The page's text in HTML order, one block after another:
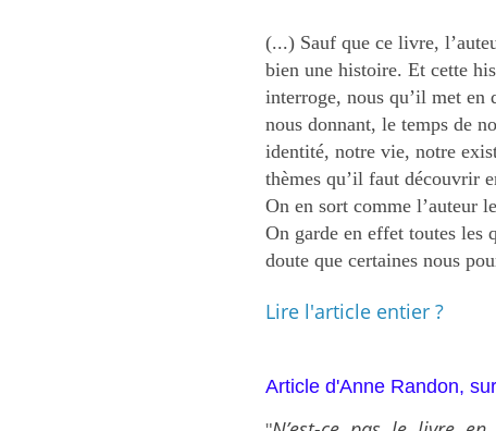
(...) Sauf que ce livre,
bien une histoire. Et cette
interroge, nous qu’il met en
nous donnant, le temps de
identité, notre vie, notre
thèmes qu’il faut découvrir
On en sort comme l’auteur
On garde en effet toutes les
doute que certaines nous
Lire l'article entier ?
Article d'Anne Randon,